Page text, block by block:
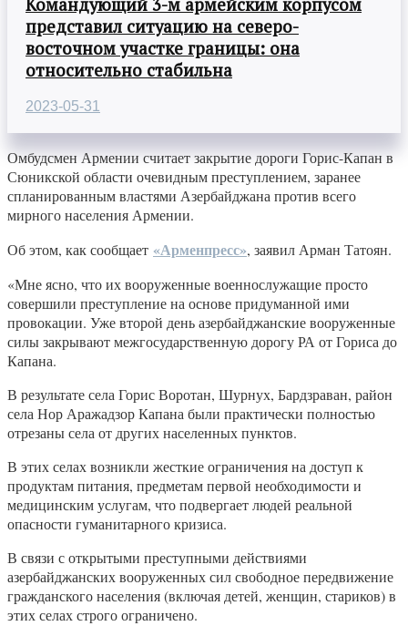
Командующий 3-м армейским корпусом
представил ситуацию на северо-
восточном участке границы: она
относительно стабильна
2023-05-31
Омбудсмен Армении считает закрытие дороги Горис-Капан в
Сюникской области очевидным преступлением, заранее
спланированным властями Азербайджана против всего
мирного населения Армении.
Об этом, как сообщает «Арменпресс», заявил Арман Татоян.
«Мне ясно, что их вооруженные военнослужащие просто
совершили преступление на основе придуманной ими
провокации. Уже второй день азербайджанские вооруженные
силы закрывают межгосударственную дорогу РА от Гориса до
Капана.
В результате села Горис Воротан, Шурнух, Бардзраван, район
села Нор Аражадзор Капана были практически полностью
отрезаны села от других населенных пунктов.
В этих селах возникли жесткие ограничения на доступ к
продуктам питания, предметам первой необходимости и
медицинским услугам, что подвергает людей реальной
опасности гуманитарного кризиса.
В связи с открытыми преступными действиями
азербайджанских вооруженных сил свободное передвижение
гражданского населения (включая детей, женщин, стариков) в
этих селах строго ограничено.